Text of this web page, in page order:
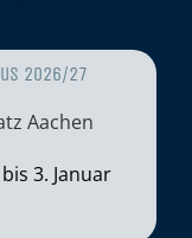
2026/27
Aachen
3. Januar